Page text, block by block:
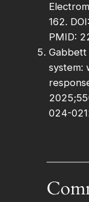
162.
PMID:
Gabbett
system:
024-